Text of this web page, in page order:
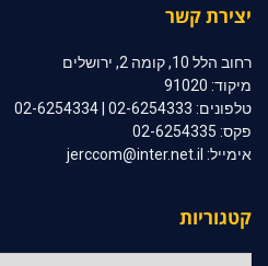
יצירת קשר
רחוב הלל 10, קומה 2, ירושלים
מיקוד: 91020
טלפונים: 02-6254333 | 02-6254334
פקס: 02-6254335
אימייל: jerccom@inter.net.il
קטגוריות